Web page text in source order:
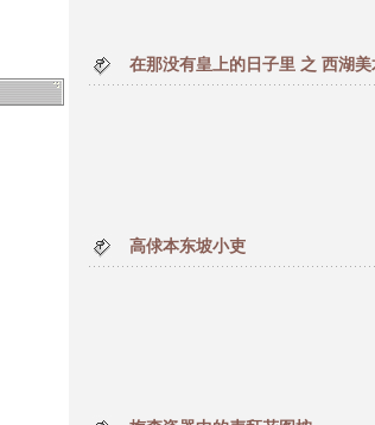
在那没有皇上的日子里 之 西湖美
高俅本东坡小吏